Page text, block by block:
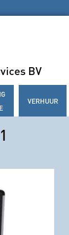
BV
VERHUUR